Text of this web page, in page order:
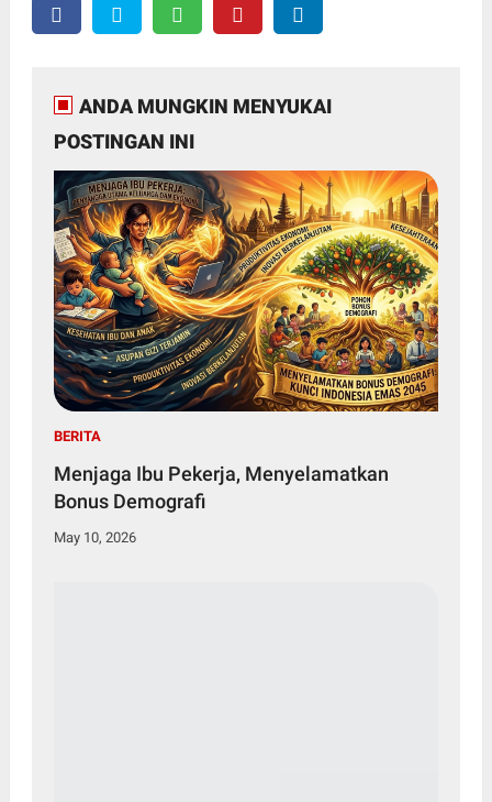
ANDA MUNGKIN MENYUKAI
POSTINGAN INI
BERITA
Menjaga Ibu Pekerja, Menyelamatkan
Bonus Demografi
May 10, 2026